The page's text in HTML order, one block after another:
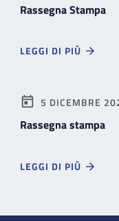
Rassegna Stampa
LEGGI DI PIÙ
5 DICEMBRE
Rassegna stampa
LEGGI DI PIÙ